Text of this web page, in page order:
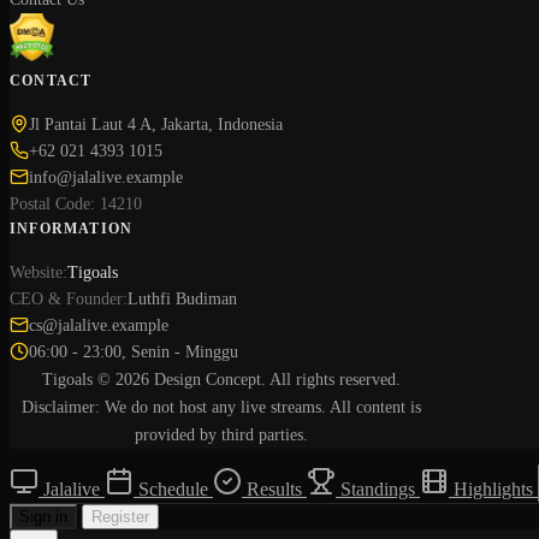
CONTACT
Jl Pantai Laut 4 A, Jakarta, Indonesia
+62 021 4393 1015
info@jalalive.example
Postal Code: 14210
INFORMATION
Website:Tigoals
CEO & Founder:Luthfi Budiman
cs@jalalive.example
06:00 - 23:00, Senin - Minggu
Tigoals © 2026 Design Concept. All rights reserved.
Disclaimer: We do not host any live streams. All content is
provided by third parties.
Jalalive Schedule Results Standings Highlights
Sign in
Register